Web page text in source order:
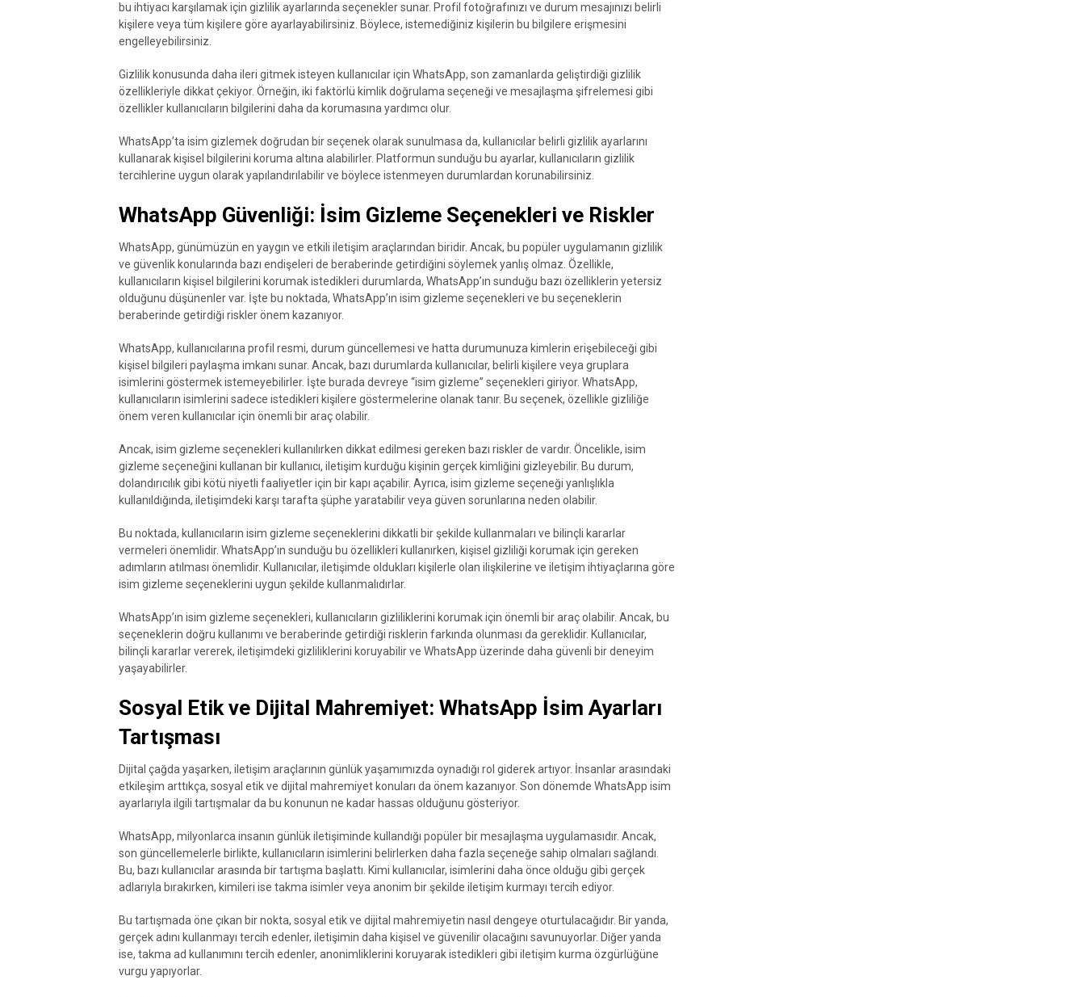
bu ihtiyacı karşılamak için gizlilik ayarlarında seçenekler sunar. Profil fotoğrafınızı ve durum mesajınızı belirli
kişilere veya tüm kişilere göre ayarlayabilirsiniz. Böylece, istemediğiniz kişilerin bu bilgilere erişmesini
engelleyebilirsiniz.
Gizlilik konusunda daha ileri gitmek isteyen kullanıcılar için WhatsApp, son zamanlarda geliştirdiği gizlilik
özellikleriyle dikkat çekiyor. Örneğin, iki faktörlü kimlik doğrulama seçeneği ve mesajlaşma şifrelemesi gibi
özellikler kullanıcıların bilgilerini daha da korumasına yardımcı olur.
WhatsApp’ta isim gizlemek doğrudan bir seçenek olarak sunulmasa da, kullanıcılar belirli gizlilik ayarlarını
kullanarak kişisel bilgilerini koruma altına alabilirler. Platformun sunduğu bu ayarlar, kullanıcıların gizlilik
tercihlerine uygun olarak yapılandırılabilir ve böylece istenmeyen durumlardan korunabilirsiniz.
WhatsApp Güvenliği: İsim Gizleme Seçenekleri ve Riskler
WhatsApp, günümüzün en yaygın ve etkili iletişim araçlarından biridir. Ancak, bu popüler uygulamanın gizlilik
ve güvenlik konularında bazı endişeleri de beraberinde getirdiğini söylemek yanlış olmaz. Özellikle,
kullanıcıların kişisel bilgilerini korumak istedikleri durumlarda, WhatsApp’ın sunduğu bazı özelliklerin yetersiz
olduğunu düşünenler var. İşte bu noktada, WhatsApp’ın isim gizleme seçenekleri ve bu seçeneklerin
beraberinde getirdiği riskler önem kazanıyor.
WhatsApp, kullanıcılarına profil resmi, durum güncellemesi ve hatta durumunuza kimlerin erişebileceği gibi
kişisel bilgileri paylaşma imkanı sunar. Ancak, bazı durumlarda kullanıcılar, belirli kişilere veya gruplara
isimlerini göstermek istemeyebilirler. İşte burada devreye “isim gizleme” seçenekleri giriyor. WhatsApp,
kullanıcıların isimlerini sadece istedikleri kişilere göstermelerine olanak tanır. Bu seçenek, özellikle gizliliğe
önem veren kullanıcılar için önemli bir araç olabilir.
Ancak, isim gizleme seçenekleri kullanılırken dikkat edilmesi gereken bazı riskler de vardır. Öncelikle, isim
gizleme seçeneğini kullanan bir kullanıcı, iletişim kurduğu kişinin gerçek kimliğini gizleyebilir. Bu durum,
dolandırıcılık gibi kötü niyetli faaliyetler için bir kapı açabilir. Ayrıca, isim gizleme seçeneği yanlışlıkla
kullanıldığında, iletişimdeki karşı tarafta şüphe yaratabilir veya güven sorunlarına neden olabilir.
Bu noktada, kullanıcıların isim gizleme seçeneklerini dikkatli bir şekilde kullanmaları ve bilinçli kararlar
vermeleri önemlidir. WhatsApp’ın sunduğu bu özellikleri kullanırken, kişisel gizliliği korumak için gereken
adımların atılması önemlidir. Kullanıcılar, iletişimde oldukları kişilerle olan ilişkilerine ve iletişim ihtiyaçlarına göre
isim gizleme seçeneklerini uygun şekilde kullanmalıdırlar.
WhatsApp’ın isim gizleme seçenekleri, kullanıcıların gizliliklerini korumak için önemli bir araç olabilir. Ancak, bu
seçeneklerin doğru kullanımı ve beraberinde getirdiği risklerin farkında olunması da gereklidir. Kullanıcılar,
bilinçli kararlar vererek, iletişimdeki gizliliklerini koruyabilir ve WhatsApp üzerinde daha güvenli bir deneyim
yaşayabilirler.
Sosyal Etik ve Dijital Mahremiyet: WhatsApp İsim Ayarları
Tartışması
Dijital çağda yaşarken, iletişim araçlarının günlük yaşamımızda oynadığı rol giderek artıyor. İnsanlar arasındaki
etkileşim arttıkça, sosyal etik ve dijital mahremiyet konuları da önem kazanıyor. Son dönemde WhatsApp isim
ayarlarıyla ilgili tartışmalar da bu konunun ne kadar hassas olduğunu gösteriyor.
WhatsApp, milyonlarca insanın günlük iletişiminde kullandığı popüler bir mesajlaşma uygulamasıdır. Ancak,
son güncellemelerle birlikte, kullanıcıların isimlerini belirlerken daha fazla seçeneğe sahip olmaları sağlandı.
Bu, bazı kullanıcılar arasında bir tartışma başlattı. Kimi kullanıcılar, isimlerini daha önce olduğu gibi gerçek
adlarıyla bırakırken, kimileri ise takma isimler veya anonim bir şekilde iletişim kurmayı tercih ediyor.
Bu tartışmada öne çıkan bir nokta, sosyal etik ve dijital mahremiyetin nasıl dengeye oturtulacağıdır. Bir yanda,
gerçek adını kullanmayı tercih edenler, iletişimin daha kişisel ve güvenilir olacağını savunuyorlar. Diğer yanda
ise, takma ad kullanımını tercih edenler, anonimliklerini koruyarak istedikleri gibi iletişim kurma özgürlüğüne
vurgu yapıyorlar.